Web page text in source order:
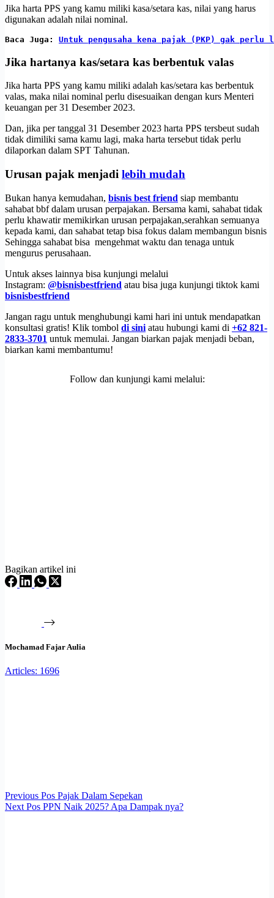
Jika harta PPS yang kamu miliki kasa/setara kas, nilai yang harus
digunakan adalah nilai nominal.
Baca Juga: Untuk pengusaha kena pajak (PKP) gak
Jika hartanya kas/setara kas berbentuk valas
Jika harta PPS yang kamu miliki adalah kas/setara kas berbentuk
valas, maka nilai nominal perlu disesuaikan dengan kurs Menteri
keuangan per 31 Desember 2023.
Dan, jika per tanggal 31 Desember 2023 harta PPS tersbeut sudah
tidak dimiliki sama kamu lagi, maka harta tersebut tidak perlu
dilaporkan dalam SPT Tahunan.
Urusan pajak menjadi lebih mudah
Bukan hanya kemudahan, bisnis best friend siap membantu
sahabat bbf dalam urusan perpajakan. Bersama kami, sahabat tidak
perlu khawatir memikirkan urusan perpajakan,serahkan semuanya
kepada kami, dan sahabat tetap bisa fokus dalam membangun bisnis
Sehingga sahabat bisa mengehmat waktu dan tenaga untuk
mengurus perusahaan.
Untuk akses lainnya bisa kunjungi melalui
Instagram: @bisnisbestfriend atau bisa juga kunjungi tiktok kami
bisnisbestfriend
Jangan ragu untuk menghubungi kami hari ini untuk mendapatkan
konsultasi gratis! Klik tombol di sini atau hubungi kami di +62 821-
2833-3701 untuk memulai. Jangan biarkan pajak menjadi beban,
biarkan kami membantumu!
Follow dan kunjungi kami melalui:
Bagikan artikel ini
Mochamad Fajar Aulia
Articles: 1696
Previous Pos Pajak Dalam Sepekan
Next Pos PPN Naik 2025? Apa Dampak nya?